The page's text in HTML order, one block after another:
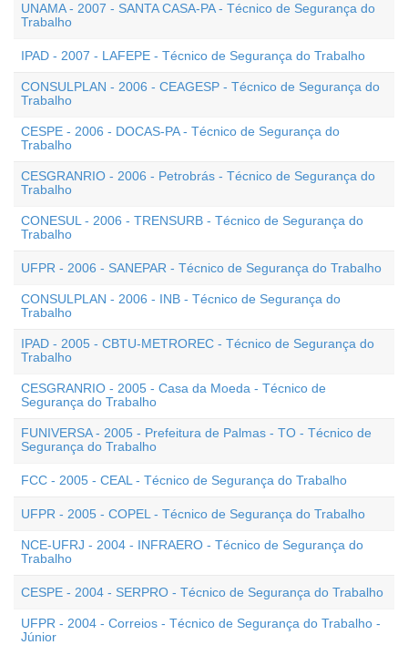
UNAMA - 2007 - SANTA CASA-PA - Técnico de Segurança do
Trabalho
IPAD - 2007 - LAFEPE - Técnico de Segurança do Trabalho
CONSULPLAN - 2006 - CEAGESP - Técnico de Segurança do
Trabalho
CESPE - 2006 - DOCAS-PA - Técnico de Segurança do
Trabalho
CESGRANRIO - 2006 - Petrobrás - Técnico de Segurança do
Trabalho
CONESUL - 2006 - TRENSURB - Técnico de Segurança do
Trabalho
UFPR - 2006 - SANEPAR - Técnico de Segurança do Trabalho
CONSULPLAN - 2006 - INB - Técnico de Segurança do
Trabalho
IPAD - 2005 - CBTU-METROREC - Técnico de Segurança do
Trabalho
CESGRANRIO - 2005 - Casa da Moeda - Técnico de
Segurança do Trabalho
FUNIVERSA - 2005 - Prefeitura de Palmas - TO - Técnico de
Segurança do Trabalho
FCC - 2005 - CEAL - Técnico de Segurança do Trabalho
UFPR - 2005 - COPEL - Técnico de Segurança do Trabalho
NCE-UFRJ - 2004 - INFRAERO - Técnico de Segurança do
Trabalho
CESPE - 2004 - SERPRO - Técnico de Segurança do Trabalho
UFPR - 2004 - Correios - Técnico de Segurança do Trabalho -
Júnior